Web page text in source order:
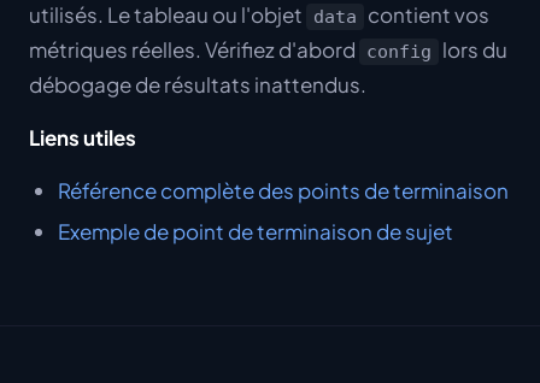
utilisés. Le tableau ou l'objet
data
contient vos
métriques réelles. Vérifiez d'abord
config
lors du
débogage de résultats inattendus.
Liens utiles
Référence complète des points de terminaison
Exemple de point de terminaison de sujet